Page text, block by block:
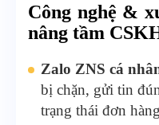
Công nghệ &
nâng tầm
Zalo ZNS cá
bị chặn, gửi tin
trạng thái đơn